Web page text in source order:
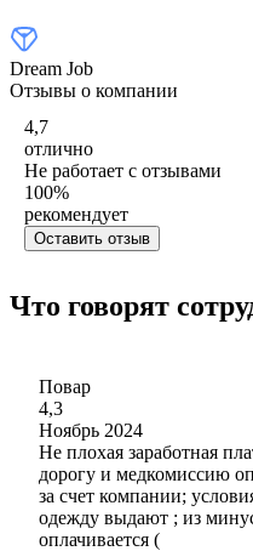
Dream Job
Отзывы о компании
4,7
отлично
Не работает с отзывами
100%
рекомендует
Оставить отзыв
Что говорят
Повар
4,3
Ноябрь 2024
Не плохая заработная
дорогу и медкомиссию
за счет компании;
одежду выдают ; из
оплачивается (